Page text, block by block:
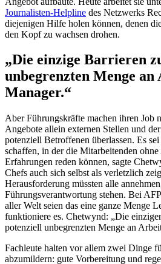
Journalisten-Helpline des Netzwerks
diejenigen Hilfe holen können, denen
den Kopf zu wachsen drohen.
„Die einzige Barrieren
unbegrenzten Menge
Manager.“
Aber Führungskräfte machen ihren Job
Angebote allein externen Stellen und
potenziell Betroffenen überlassen. Es
schaffen, in der die Mitarbeitenden
Erfahrungen reden können, sagte
Chefs auch sich selbst als verletzlich
Herausforderung müssten alle
Führungsverantwortung stehen. Bei
aller Welt seien das eine ganze Menge
funktioniere es. Chetwynd: „Die
potenziell unbegrenzten Menge an
Fachleute halten vor allem zwei Dinge
abzumildern: gute Vorbereitung und